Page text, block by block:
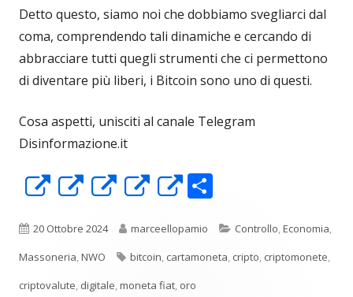
Detto questo, siamo noi che dobbiamo svegliarci dal
coma, comprendendo tali dinamiche e cercando di
abbracciare tutti quegli strumenti che ci permettono
di diventare più liberi, i Bitcoin sono uno di questi.
Cosa aspetti, unisciti al canale Telegram
Disinformazione.it
Apre
una
nuova
finestra
Apre
una
nuova
finestra
Apre
una
nuova
finestra
Apre
una
nuova
finestra
Apre
una
nuova
finestra
n
di
Pubblicato
20 Ottobre 2024 Autore
marceellopamio Categorie
Controllo,Economia,
Massoneria,NWO Tag
bitcoin, cartamoneta, cripto, criptomonete,
criptovalute, digitale,moneta fiat, oro